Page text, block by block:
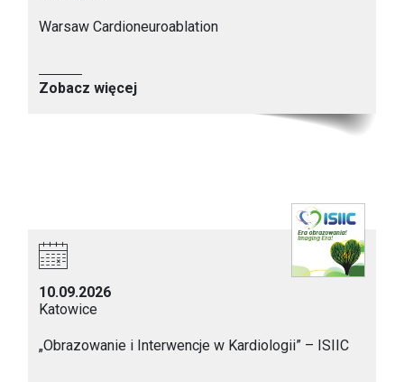
Warsaw Cardioneuroablation
Zobacz więcej
10.09.2026
Katowice
„Obrazowanie i Interwencje w Kardiologii” – ISIIC